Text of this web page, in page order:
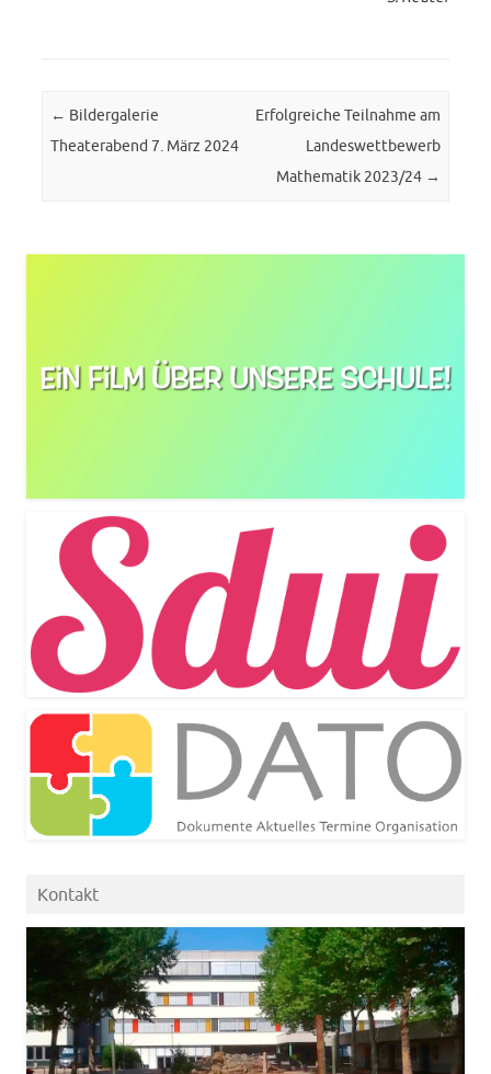
Post navigation
← Bildergalerie
Theaterabend 7. März 2024
Erfolgreiche Teilnahme am
Landeswettbewerb
Mathematik 2023/24 →
Kontakt